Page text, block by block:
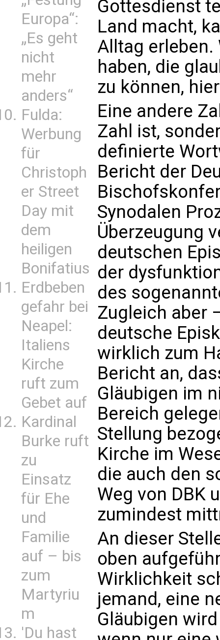
Europa“:
„Es geht
nicht
mehr
anders“
Fulda:
Werbung
für
Christoph
er Street
Day mit
dem
heiligen
Bonifatius
Erdbeben
gefahr bei
Neapel:
Italiens
Kirche
ruft zum
Gebet auf
Kardinal
Burke ruft
zu
Einsatz
für Ehe
und
Familie
auf – bis
zum
Martyriu
m
'Du hast
Gottesdienst
Land macht,
Alltag erleben.
haben, die
zu können,
Eine andere
Zahl ist,
definierte
Bericht der
Synodalen
Überzeugung
deutschen
der
des
Zugleich aber
deutsche
wirklich zum
Bericht an,
Gläubigen im
Bereich
Stellung
Kirche im
die auch den
Weg von DBK
zumindest
An dieser
oben
Wirklichkeit
jemand, eine
Gläubigen